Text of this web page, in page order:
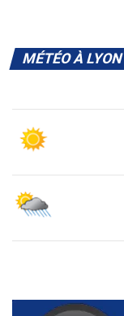
MÉTÉO À LYON